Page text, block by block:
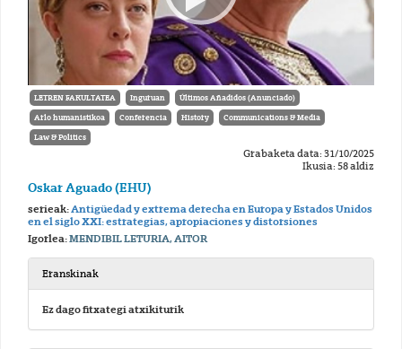
LETREN FAKULTATEA Inguruan Últimos Añadidos (Anunciado)
Arlo humanistikoa Conferencia History Communications & Media
Law & Politics
Grabaketa data: 31/10/2025
Ikusia: 58 aldiz
Oskar Aguado (EHU)
serieak:Antigüedad y extrema derecha en Europa y Estados Unidos
en el siglo XXI: estrategias, apropiaciones y distorsiones
Igorlea:MENDIBIL LETURIA, AITOR
Eranskinak
Ez dago fitxategi atxikiturik